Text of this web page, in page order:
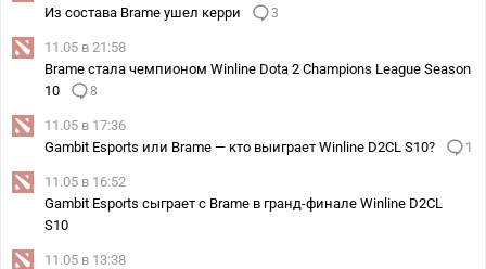
Из состава Brame ушел керри
3
11.05 в 21:58
Brame стала чемпионом Winline Dota 2 Champions League Season
10
8
11.05 в 17:36
Gambit Esports или Brame — кто выиграет Winline D2CL S10?
1
11.05 в 16:52
Gambit Esports сыграет с Brame в гранд-финале Winline D2CL
S10
11.05 в 13:38